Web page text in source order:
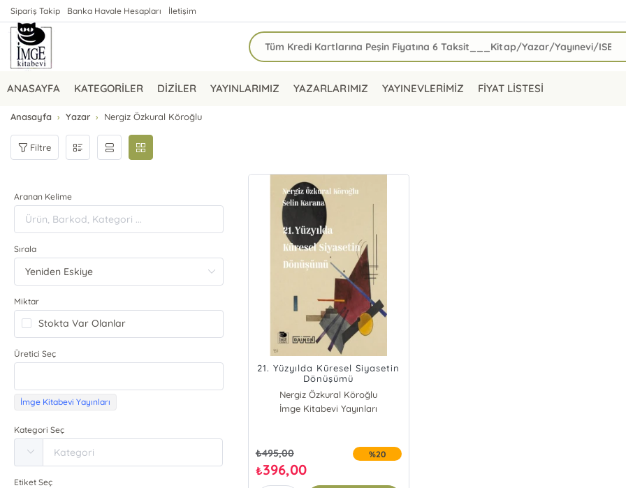
Sipariş Takip Banka Havale Hesapları İletişim
ANASAYFA KATEGORİLER DİZİLER YAYINLARIMIZ YAZARLARIMIZ YAYINEVLERİMİZ FİYAT LİSTESİ
Anasayfa Yazar Nergiz Özkural Köroğlu
Filtre
Aranan Kelime
Sırala
Miktar
Stokta Var Olanlar
Üretici Seç
İmge Kitabevi Yayınları
Kategori Seç
Etiket Seç
21. Yüzyılda Küresel Siyasetin
Dönüşümü
Nergiz Özkural Köroğlu
Selin Karana
İmge Kitabevi Yayınları
₺495,00
₺396,00
%20